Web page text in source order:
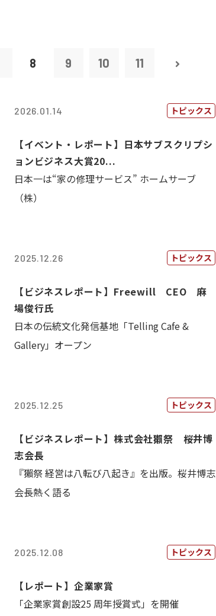
8 9 10 11
2026.01.14 トピックス
【イベント・レポート】日本サブスクリプシ
ョンビジネス大賞20...
日本一は“家の修理サービス” ホームサーブ
（株）
2025.12.26 トピックス
【ビジネスレポート】Freewill CEO 麻
場俊行氏
日本の伝統文化発信基地「Telling Cafe &
Gallery」オープン
2025.12.25 トピックス
【ビジネスレポート】株式会社獺祭 桜井博
志会長
『獺祭 経営は八転び八起き』を出版。桜井博志
会長熱く語る
2025.12.08 トピックス
【レポート】企業家賞
「企業家賞創設25 周年授賞式」を開催